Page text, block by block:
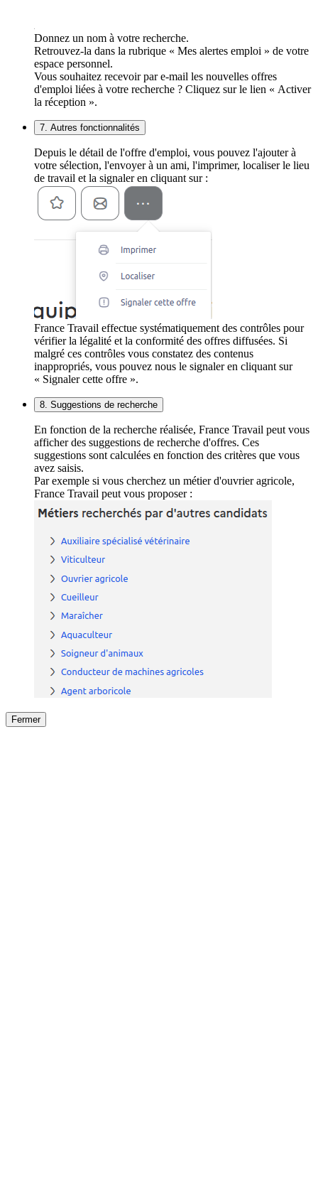
Donnez un nom à votre recherche.
Retrouvez-la dans la rubrique « Mes alertes emploi » de votre
espace personnel.
Vous souhaitez recevoir par e-mail les nouvelles offres
d'emploi liées à votre recherche ? Cliquez sur le lien « Activer
la réception ».
7. Autres fonctionnalités
Depuis le détail de l'offre d'emploi, vous pouvez l'ajouter à
votre sélection, l'envoyer à un ami, l'imprimer, localiser le lieu
de travail et la signaler en cliquant sur :
France Travail effectue systématiquement des contrôles pour
vérifier la légalité et la conformité des offres diffusées. Si
malgré ces contrôles vous constatez des contenus
inappropriés, vous pouvez nous le signaler en cliquant sur
« Signaler cette offre ».
8. Suggestions de recherche
En fonction de la recherche réalisée, France Travail peut vous
afficher des suggestions de recherche d'offres. Ces
suggestions sont calculées en fonction des critères que vous
avez saisis.
Par exemple si vous cherchez un métier d'ouvrier agricole,
France Travail peut vous proposer :
Fermer